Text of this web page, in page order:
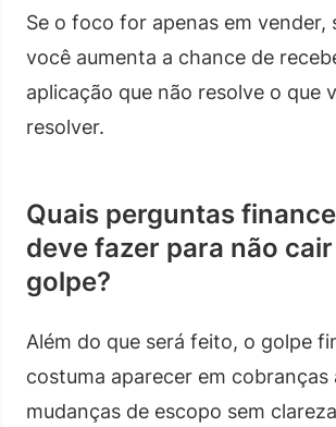
Se o foco for apenas em vender,
você aumenta a chance de
aplicação que não resolve o que
resolver.
Quais perguntas
deve fazer para não cair
golpe?
Além do que será feito, o golpe
costuma aparecer em cobranças
mudanças de escopo sem